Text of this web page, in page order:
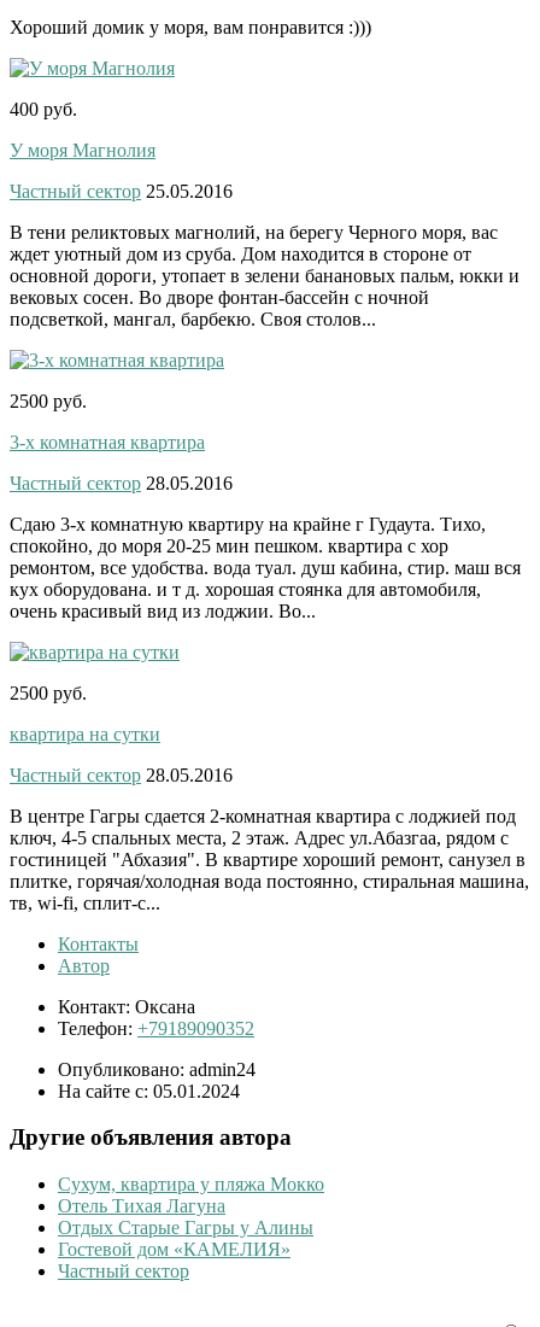
Хороший домик у моря, вам понравится :)))
400 руб.
У моря Магнолия
Частный сектор 25.05.2016
В тени реликтовых магнолий, на берегу Черного моря, вас
ждет уютный дом из сруба. Дом находится в стороне от
основной дороги, утопает в зелени банановых пальм, юкки и
вековых сосен. Во дворе фонтан-бассейн с ночной
подсветкой, мангал, барбекю. Своя столов...
2500 руб.
3-х комнатная квартира
Частный сектор 28.05.2016
Сдаю 3-х комнатную квартиру на крайне г Гудаута. Тихо,
спокойно, до моря 20-25 мин пешком. квартира с хор
ремонтом, все удобства. вода туал. душ кабина, стир. маш вся
кух оборудована. и т д. хорошая стоянка для автомобиля,
очень красивый вид из лоджии. Во...
2500 руб.
квартира на сутки
Частный сектор 28.05.2016
В центре Гагры сдается 2-комнатная квартира с лоджией под
ключ, 4-5 спальных места, 2 этаж. Адрес ул.Абазгаа, рядом с
гостиницей "Абхазия". В квартире хороший ремонт, санузел в
плитке, горячая/холодная вода постоянно, стиральная машина,
тв, wi-fi, сплит-с...
Контакты
Автор
Контакт: Оксана
Телефон: +79189090352
Опубликовано: admin24
На сайте с: 05.01.2024
Другие объявления автора
Сухум, квартира у пляжа Мокко
Отель Тихая Лагуна
Отдых Старые Гагры у Алины
Гостевой дом «КАМЕЛИЯ»
Частный сектор